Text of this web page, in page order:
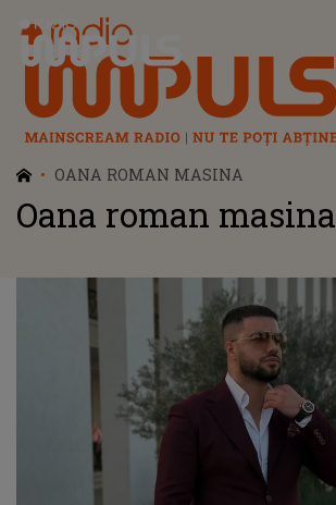
Radio Impuls
OANA ROMAN MASINA
Oana roman masina